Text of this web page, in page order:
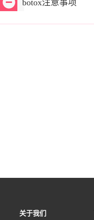
botox注意事项
关于我们